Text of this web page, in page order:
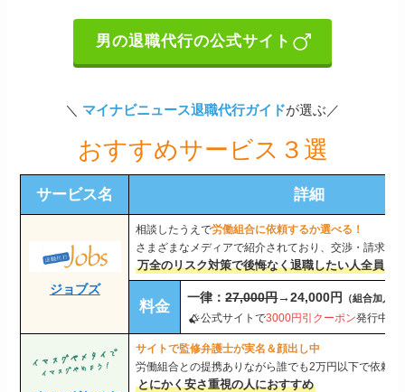
男の退職代行の公式サイト
＼ マイナビニュース退職代行ガイドが選ぶ／
おすすめサービス３選
サービス名 詳細
ジョブズ
相談したうえで労働組合に依頼するか選べる！
さまざまなメディアで紹介されており、交渉・請求の
万全のリスク対策で後悔なく退職したい人全員に
料金
一律：27,000円→24,000円 （組合加入
公式サイトで3000円引クーポン発行中
サイトで監修弁護士が実名＆顔出し中
労働組合との提携ありながら誰でも2万円以下で依頼で
とにかく安さ重視の人におすすめ